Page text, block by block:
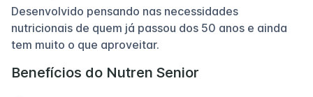
Desenvolvido pensando nas necessidades
nutricionais de quem já passou dos 50 anos e ainda
tem muito o que aproveitar.
Benefícios do Nutren Senior